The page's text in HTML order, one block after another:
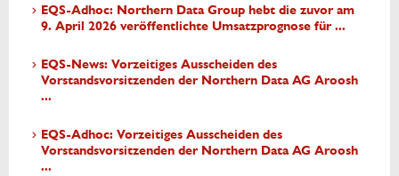
EQS-Adhoc: Northern Data Group hebt die zuvor am
9. April 2026 veröffentlichte Umsatzprognose für ...
EQS-News: Vorzeitiges Ausscheiden des
Vorstandsvorsitzenden der Northern Data AG Aroosh
...
EQS-Adhoc: Vorzeitiges Ausscheiden des
Vorstandsvorsitzenden der Northern Data AG Aroosh
...